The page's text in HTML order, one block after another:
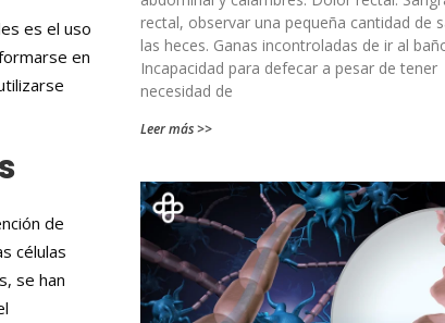
es el uso
en
de
células
se han
rectal, observar una pequeña cantidad de
las heces. Ganas incontroladas de ir al
Incapacidad para defecar a pesar de tener
necesidad de
Leer más >>